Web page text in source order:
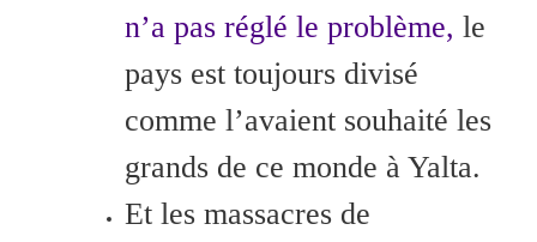
n’a pas réglé le problème, le
pays est toujours divisé
comme l’avaient souhaité les
grands de ce monde à Yalta.
Et les massacres de